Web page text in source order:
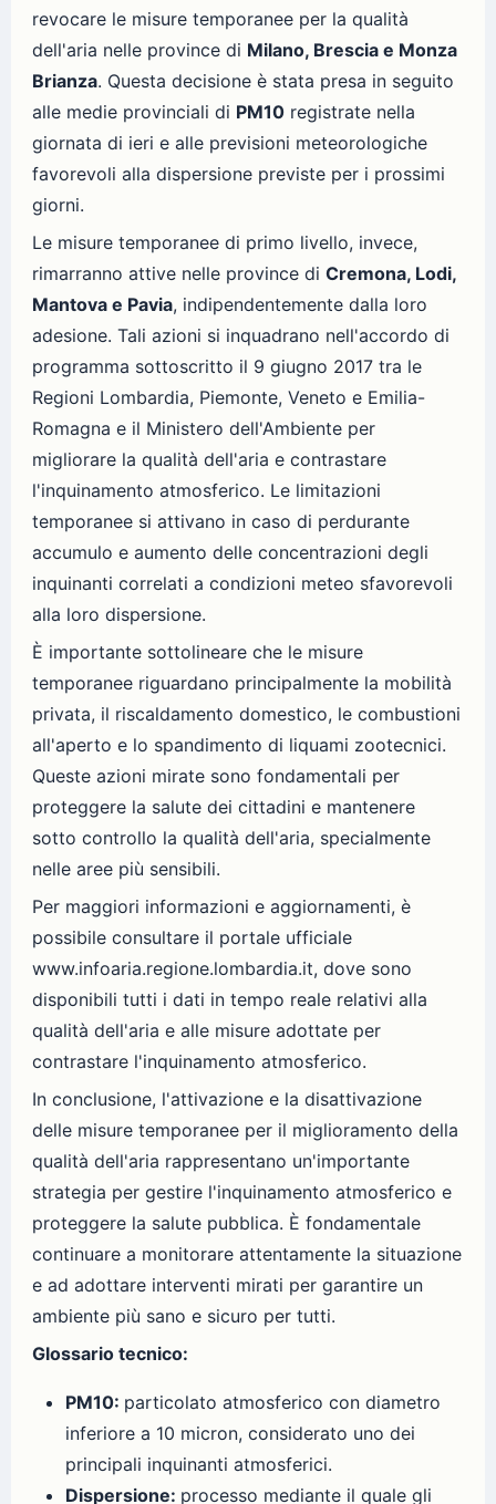
revocare le misure temporanee per la qualità
dell'aria nelle province di Milano, Brescia e Monza
Brianza. Questa decisione è stata presa in seguito
alle medie provinciali di PM10 registrate nella
giornata di ieri e alle previsioni meteorologiche
favorevoli alla dispersione previste per i prossimi
giorni.
Le misure temporanee di primo livello, invece,
rimarranno attive nelle province di Cremona, Lodi,
Mantova e Pavia, indipendentemente dalla loro
adesione. Tali azioni si inquadrano nell'accordo di
programma sottoscritto il 9 giugno 2017 tra le
Regioni Lombardia, Piemonte, Veneto e Emilia-
Romagna e il Ministero dell'Ambiente per
migliorare la qualità dell'aria e contrastare
l'inquinamento atmosferico. Le limitazioni
temporanee si attivano in caso di perdurante
accumulo e aumento delle concentrazioni degli
inquinanti correlati a condizioni meteo sfavorevoli
alla loro dispersione.
È importante sottolineare che le misure
temporanee riguardano principalmente la mobilità
privata, il riscaldamento domestico, le combustioni
all'aperto e lo spandimento di liquami zootecnici.
Queste azioni mirate sono fondamentali per
proteggere la salute dei cittadini e mantenere
sotto controllo la qualità dell'aria, specialmente
nelle aree più sensibili.
Per maggiori informazioni e aggiornamenti, è
possibile consultare il portale ufficiale
www.infoaria.regione.lombardia.it, dove sono
disponibili tutti i dati in tempo reale relativi alla
qualità dell'aria e alle misure adottate per
contrastare l'inquinamento atmosferico.
In conclusione, l'attivazione e la disattivazione
delle misure temporanee per il miglioramento della
qualità dell'aria rappresentano un'importante
strategia per gestire l'inquinamento atmosferico e
proteggere la salute pubblica. È fondamentale
continuare a monitorare attentamente la situazione
e ad adottare interventi mirati per garantire un
ambiente più sano e sicuro per tutti.
Glossario tecnico:
PM10: particolato atmosferico con diametro
inferiore a 10 micron, considerato uno dei
principali inquinanti atmosferici.
Dispersione: processo mediante il quale gli